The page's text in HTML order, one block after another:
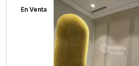
En Venta